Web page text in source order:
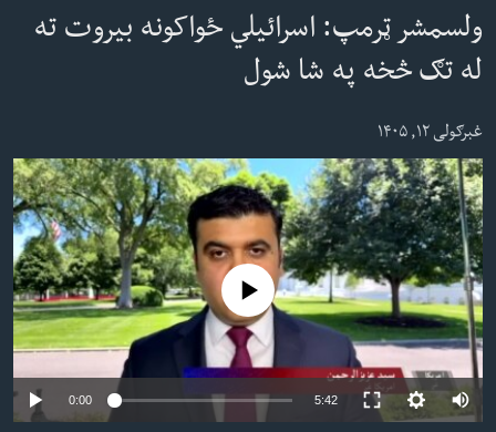
اصلي
متن
شئ
عمومي
لارښود
ته
لاړ
شئ
لټون
ځای
امریکا
نړۍ
ځوانان
د بیان ازادي
روغتیا
سرمقاله
له مونږ سره په تماس کې پاتې شئ
ولسمشر ټرمپ: اسرائیلي ځواکونه بیروت ته
له تګ څخه په شا شول
غبرګولی ۱۲, ۱۴۰۵
No media source currently available
0:00 5:42 Auto